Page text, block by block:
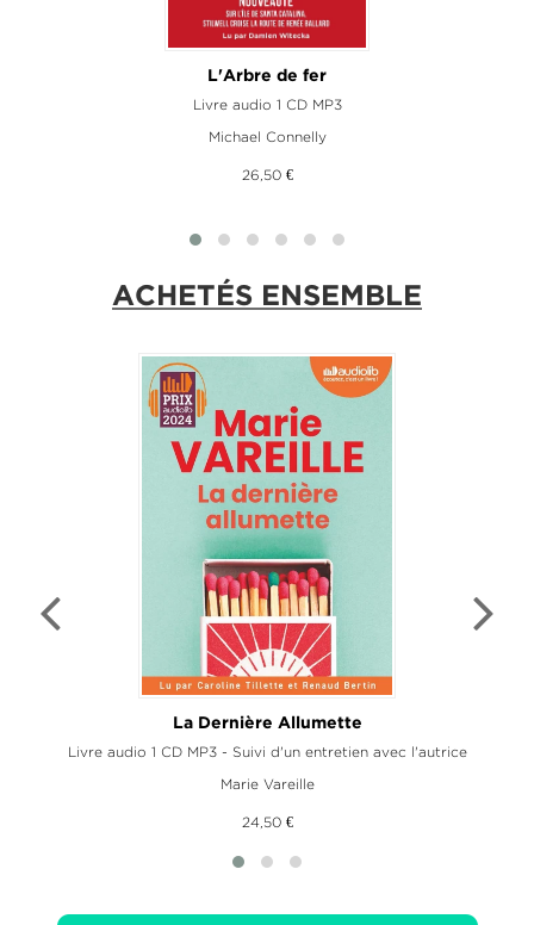
L'Arbre de fer
Livre audio 1 CD MP3
Michael Connelly
26,50 €
ACHETÉS ENSEMBLE
La Dernière Allumette
Livre audio 1 CD MP3 - Suivi d'un entretien avec l'autrice
Marie Vareille
24,50 €